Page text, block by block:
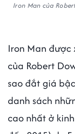
Iron Man của
Iron Man được
của Robert
sao đắt giá
danh sách
cao nhất ở